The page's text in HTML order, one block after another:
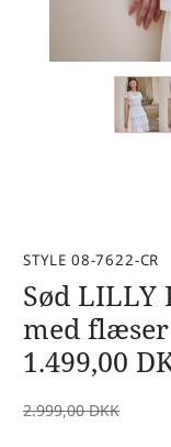
STYLE 08-7622-CR
Sød
med
1.499,00
2.999,00 DKK